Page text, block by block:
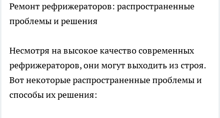
Ремонт рефрижераторов: распространенные
проблемы и решения
Несмотря на высокое качество современных
рефрижераторов, они могут выходить из строя.
Вот некоторые распространенные проблемы и
способы их решения: